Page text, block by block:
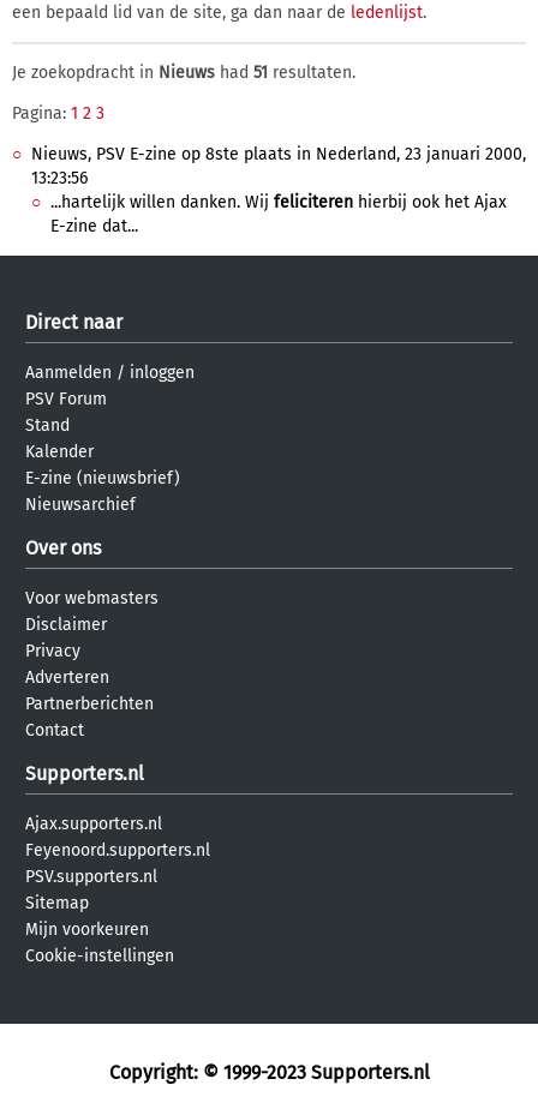
een bepaald lid van de site, ga dan naar de ledenlijst.
Je zoekopdracht in Nieuws had 51 resultaten.
Pagina: 1 2 3
Nieuws, PSV E-zine op 8ste plaats in Nederland, 23 januari 2000,
13:23:56
...hartelijk willen danken. Wij feliciteren hierbij ook het Ajax
E-zine dat...
Direct naar
Aanmelden / inloggen
PSV Forum
Stand
Kalender
E-zine (nieuwsbrief)
Nieuwsarchief
Over ons
Voor webmasters
Disclaimer
Privacy
Adverteren
Partnerberichten
Contact
Supporters.nl
Ajax.supporters.nl
Feyenoord.supporters.nl
PSV.supporters.nl
Sitemap
Mijn voorkeuren
Cookie-instellingen
Copyright: © 1999-2023 Supporters.nl